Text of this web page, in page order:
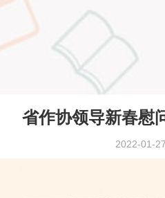
省作协领导新春慰
2022-01-